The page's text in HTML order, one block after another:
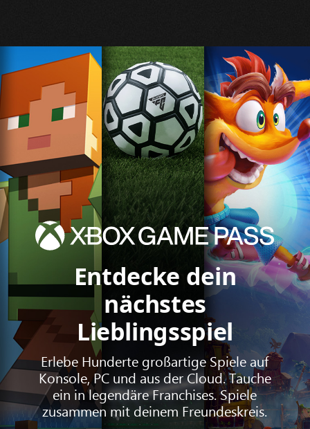
Entdecke dein
nächstes
Lieblingsspiel
Erlebe Hunderte großartige Spiele auf
Konsole, PC und aus der Cloud. Tauche
ein in legendäre Franchises. Spiele
zusammen mit deinem Freundeskreis.